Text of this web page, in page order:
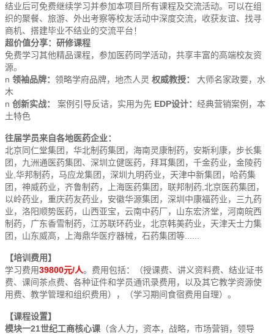
结业后可免费继续学习并参加本项目所有课程及交流活动。可以在组
织的聚餐、旅游、外出考察等校友活动中深度交流，收获友谊、找寻
商机、搭建毕业不结业的交流平台！
超价值分享：研修课程
免费学习其他精品课程，参加医药同学活动，共享丰富的高端校友资
源。
n 领袖品牌： 领略学府品牌，地杰人灵 权威教授：
大师名家政要，水
木
n 创新实战： 案例引导反诘，实用为先 EDP设计： 经典营销案例，本
土特色
往届学员来自各地医药企业：
北京同仁堂集团，华北制药集团，海南灵康制药，安斯利康，步长集
团，九洲通医药集团、深圳立健医药，拜耳集团，千金药业，金陵药
业,华邦制药，马应龙集团，深圳九明药业，天津中新集团，哈药集
团，神威药业，齐鲁制药，上海医药集团，联邦制药,北京医药集团，
以岭药业，重庆药友药业，安徽华源集团，深圳中康福药业，三九药
业，洛阳顺势医药，山西亚宝，云南中药厂，山东宏济堂，河南皖西
制药，广东香雪制药，江苏联环药业，北京韩美药业，天津天士力集
团，山东威高，上海鼎华医疗器械，石药集团等......
【培训费用】
学习费用39800元/人。费用包括：（授课费、讲义资料费、结业证书
费、课间茶点费、各种证件和学员通讯录费用，以及其它教学资源使
用费、教学管理和组织费用），（学习期间食宿费用自理）。
【课程设置】
模块一21世纪工商核心课 （含人力，资本，战略，市场营销，领导